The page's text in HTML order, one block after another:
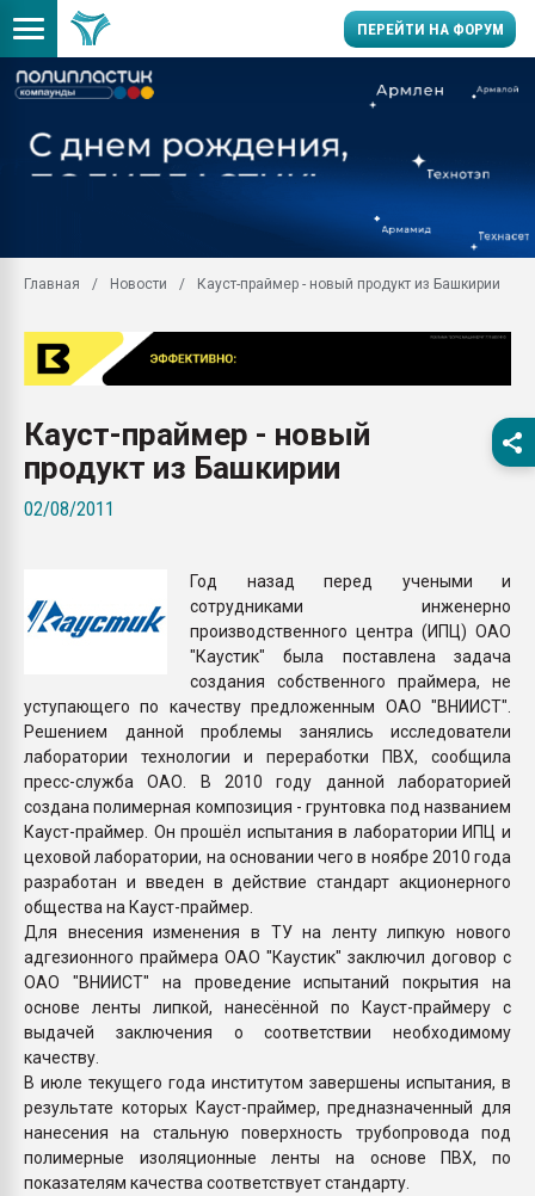
ПЕРЕЙТИ НА ФОРУМ
умельцы изготовили
колонок полностью из
Продажа готового
производство SPC
заводу пластмасс"
Вакуум-формовочные
ближайшее
Подмосковье, Москва
28.07.2026
ситуацией на
ПЕРЕЙТИ НА
Главная Новости Кауст-праймер - новый продукт из Башкирии
Кауст-праймер - новый
продукт из Башкирии
02/08/2011
Год назад перед учеными и
сотрудниками инженерно
производственного центра (ИПЦ) ОАО
"Каустик" была поставлена задача
создания собственного праймера, не
уступающего по качеству предложенным ОАО "ВНИИСТ".
Решением данной проблемы занялись исследователи
лаборатории технологии и переработки ПВХ, сообщила
пресс-служба ОАО. В 2010 году данной лабораторией
создана полимерная композиция - грунтовка под названием
Кауст-праймер. Он прошёл испытания в лаборатории ИПЦ и
цеховой лаборатории, на основании чего в ноябре 2010 года
разработан и введен в действие стандарт акционерного
общества на Кауст-праймер.
Для внесения изменения в ТУ на ленту липкую нового
адгезионного праймера ОАО "Каустик" заключил договор с
ОАО "ВНИИСТ" на проведение испытаний покрытия на
основе ленты липкой, нанесённой по Кауст-праймеру с
выдачей заключения о соответствии необходимому
качеству.
В июле текущего года институтом завершены испытания, в
результате которых Кауст-праймер, предназначенный для
нанесения на стальную поверхность трубопровода под
полимерные изоляционные ленты на основе ПВХ, по
показателям качества соответствует стандарту.